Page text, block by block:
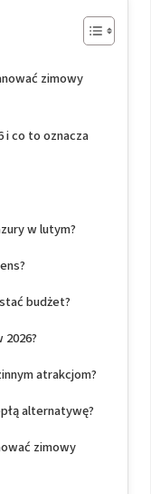
zimowy
i co to oznacza
w lutym?
budżet?
atrakcjom?
alternatywę?
zimowy